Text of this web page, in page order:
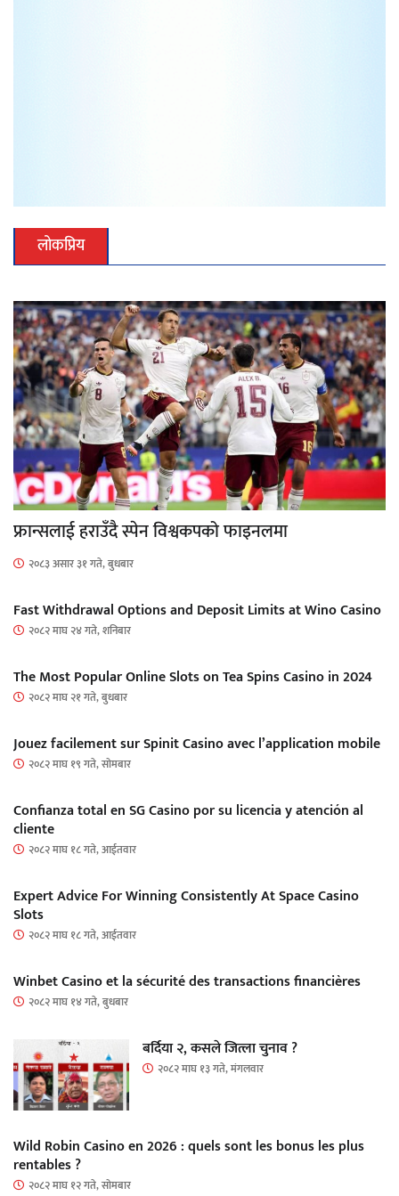
लोकप्रिय
फ्रान्सलाई हराउँदै स्पेन विश्वकपको फाइनलमा
२०८३ असार ३१ गते, बुधबार
Fast Withdrawal Options and Deposit Limits at Wino Casino
२०८२ माघ २४ गते, शनिबार
The Most Popular Online Slots on Tea Spins Casino in 2024
२०८२ माघ २१ गते, बुधबार
Jouez facilement sur Spinit Casino avec l’application mobile
२०८२ माघ १९ गते, सोमबार
Confianza total en SG Casino por su licencia y atención al
cliente
२०८२ माघ १८ गते, आईतवार
Expert Advice For Winning Consistently At Space Casino
Slots
२०८२ माघ १८ गते, आईतवार
Winbet Casino et la sécurité des transactions financières
२०८२ माघ १४ गते, बुधबार
बर्दिया २, कसले जित्ला चुनाव ?
२०८२ माघ १३ गते, मंगलवार
Wild Robin Casino en 2026 : quels sont les bonus les plus
rentables ?
२०८२ माघ १२ गते, सोमबार